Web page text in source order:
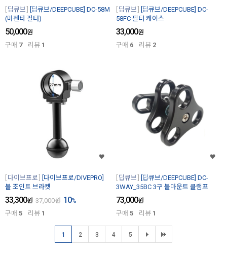
딥큐브
[딥큐브/DEEPCUBE] DC-58M
(마젠타 필터)
50,000원
구매 7 리뷰 1
딥큐브
[딥큐브/DEEPCUBE] DC-
58FC 필터 케이스
33,000원
구매 6 리뷰 2
다이브프로
[다이브프로/DIVEPRO]
볼 조인트 브라켓
33,300원 37,000원 10%
구매 5 리뷰 1
딥큐브
[딥큐브/DEEPCUBE] DC-
3WAY_35BC 3구 볼마운트 클램프
73,000원
구매 5 리뷰 1
1 2 3 4 5